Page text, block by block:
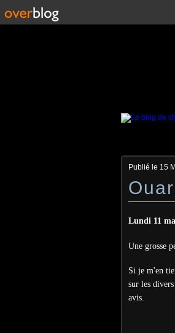
Publié le 15
Lundi 11
Une grosse
Si je m'en
sur les
avis.